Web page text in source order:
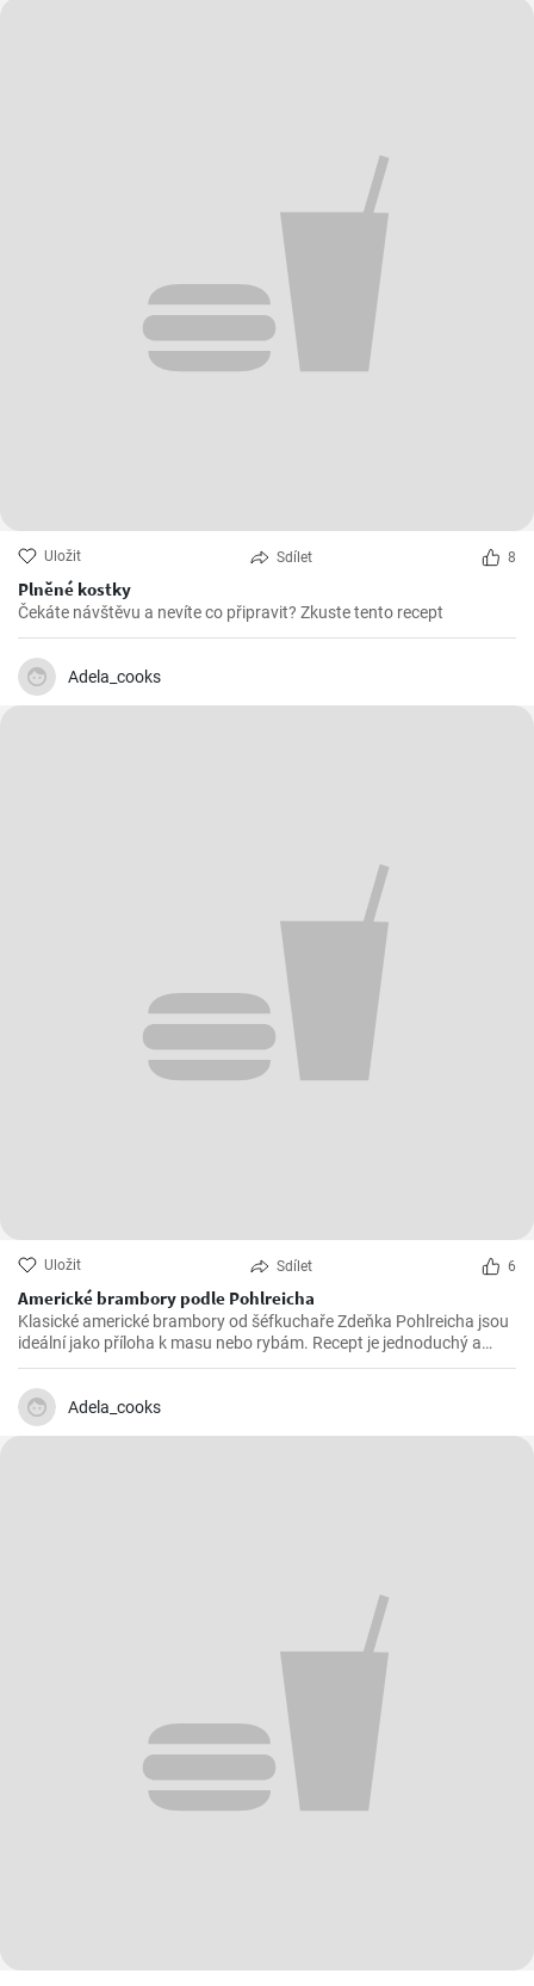
Uložit Sdílet 8
Plněné kostky
Čekáte návštěvu a nevíte co připravit? Zkuste tento recept
Adela_cooks
Uložit Sdílet 6
Americké brambory podle Pohlreicha
Klasické americké brambory od šéfkuchaře Zdeňka Pohlreicha jsou
ideální jako příloha k masu nebo rybám. Recept je jednoduchý a
výsledek vždy vynikající.
Adela_cooks